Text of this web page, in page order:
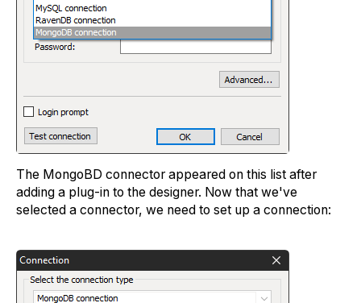
The MongoBD connector appeared on this list after
adding a plug-in to the designer. Now that we've
selected a connector, we need to set up a connection: